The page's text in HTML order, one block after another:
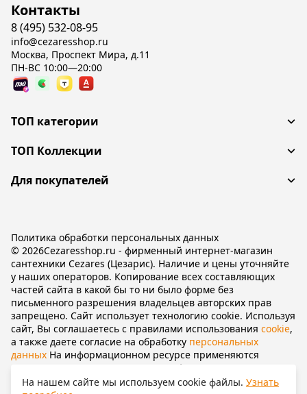
Контакты
8 (495) 532-08-95
info@cezaresshop.ru
Москва, Проспект Мира, д.11
ПН-ВС 10:00—20:00
ТОП категории
ТОП Коллекции
Для покупателей
© 2026Cezaresshop.ru - фирменный интернет-магазин
сантехники Cezares (Цезарис). Наличие и цены уточняйте
у наших операторов. Копирование всех составляющих
частей сайта в какой бы то ни было форме без
письменного разрешения владельцев авторских прав
запрещено. Сайт использует технологию cookie. Используя
сайт, Вы соглашаетесь с правилами использования cookie,
а также даете согласие на обработку персональных
данных На информационном ресурсе применяются
(информационные
технологии предоставления информации на основе сбора,
Политика обработки персональных данных
На нашем сайте мы используем cookie файлы. Узнать